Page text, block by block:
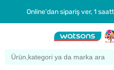
Online'dan sipariş ver, 1